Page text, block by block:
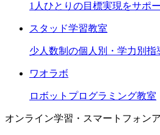
1人ひとりの目標実現をサポ
スタッド学習教室
少人数制の個人別・学力別指
ワオラボ
ロボットプログラミング教室
オンライン学習・スマートフォン